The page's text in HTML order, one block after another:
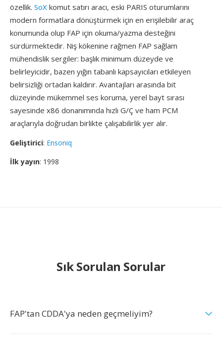
özellik. SoX komut satırı aracı, eski PARIS oturumlarını
modern formatlara dönüştürmek için en erişilebilir araç
konumunda olup FAP için okuma/yazma desteğini
sürdürmektedir. Niş kökenine rağmen FAP sağlam
mühendislik sergiler: başlık minimum düzeyde ve
belirleyicidir, bazen yığın tabanlı kapsayıcıları etkileyen
belirsizliği ortadan kaldırır. Avantajları arasında bit
düzeyinde mükemmel ses koruma, yerel bayt sırası
sayesinde x86 donanımında hızlı G/Ç ve ham PCM
araçlarıyla doğrudan birlikte çalışabilirlik yer alır.
Geliştirici: Ensoniq
İlk yayın: 1998
Sık Sorulan Sorular
FAP'tan CDDA'ya neden geçmeliyim?